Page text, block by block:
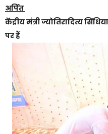
अर्पित
केंद्रीय मंत्री ज्योतिरादित्य
पर हैं